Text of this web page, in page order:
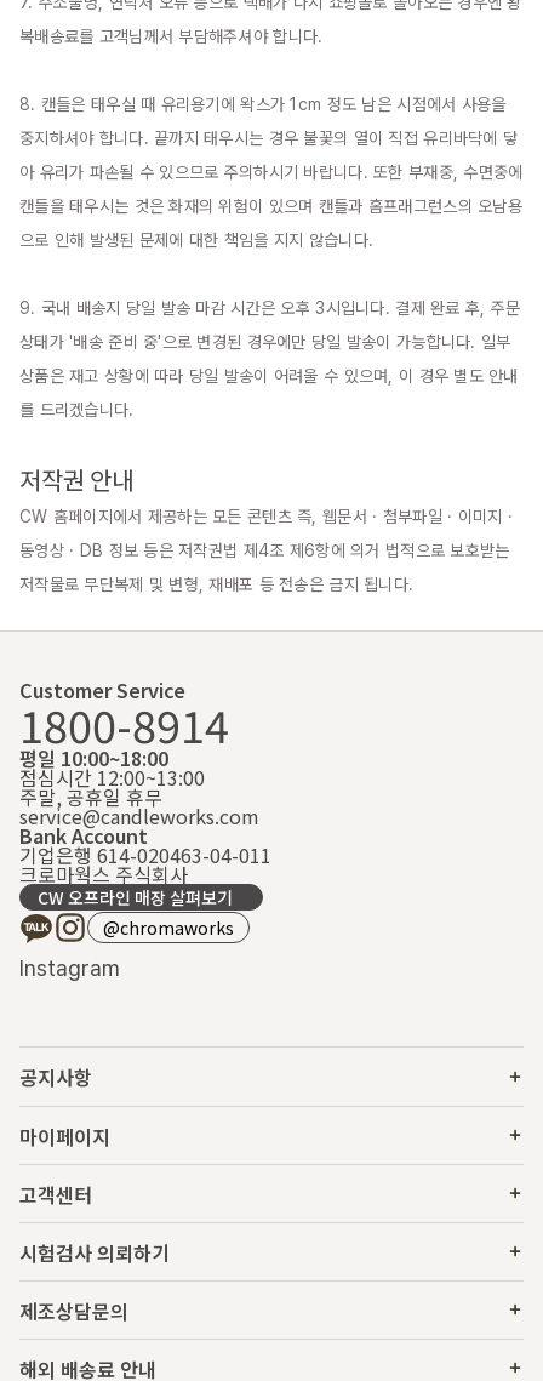
복배송료를 고객님께서 부담해주셔야 합니다.
8. 캔들은 태우실 때 유리용기에 왁스가 1cm 정도 남은 시점에서 사용을
중지하셔야 합니다. 끝까지 태우시는 경우 불꽃의 열이 직접 유리바닥에 닿
아 유리가 파손될 수 있으므로 주의하시기 바랍니다. 또한 부재중, 수면중에
캔들을 태우시는 것은 화재의 위험이 있으며 캔들과 홈프래그런스의 오남용
으로 인해 발생된 문제에 대한 책임을 지지 않습니다.
9. 국내 배송지 당일 발송 마감 시간은 오후 3시입니다. 결제 완료 후, 주문
상태가 '배송 준비 중'으로 변경된 경우에만 당일 발송이 가능합니다. 일부
상품은 재고 상황에 따라 당일 발송이 어려울 수 있으며, 이 경우 별도 안내
를 드리겠습니다.
저작권 안내
CW 홈페이지에서 제공하는 모든 콘텐츠 즉, 웹문서 · 첨부파일 · 이미지 ·
동영상 · DB 정보 등은 저작권법 제4조 제6항에 의거 법적으로 보호받는
저작물로 무단복제 및 변형, 재배포 등 전송은 금지 됩니다.
Customer Service
1800-8914
평일 10:00~18:00
점심시간 12:00~13:00
주말, 공휴일 휴무
service@candleworks.com
Bank Account
기업은행 614-020463-04-011
크로마웍스 주식회사
CW 오프라인 매장 살펴보기
@chromaworks
Instagram
공지사항
마이페이지
고객센터
시험검사 의뢰하기
제조상담문의
해외 배송료 안내